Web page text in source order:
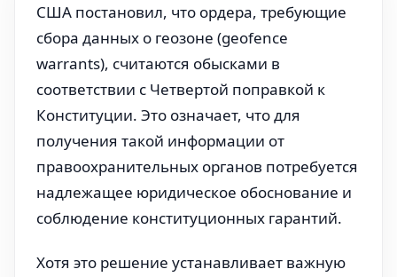
США постановил, что ордера, требующие
сбора данных о геозоне (geofence
warrants), считаются обысками в
соответствии с Четвертой поправкой к
Конституции. Это означает, что для
получения такой информации от
правоохранительных органов потребуется
надлежащее юридическое обоснование и
соблюдение конституционных гарантий.
Хотя это решение устанавливает важную